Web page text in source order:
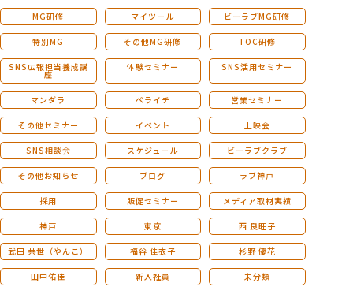
MG研修 マイツール ビーラブMG研修
特別MG その他MG研修 TOC研修
SNS広報担当養成講
座
体験セミナー SNS活用セミナー
マンダラ ペライチ 営業セミナー
その他セミナー イベント 上映会
SNS相談会 スケジュール ビーラブクラブ
その他お知らせ ブログ ラブ神戸
採用 販促セミナー メディア取材実績
神戸 東京 西 良旺子
武田 共世（やんこ） 福谷 佳衣子 杉野 優花
田中佑佳 新入社員 未分類